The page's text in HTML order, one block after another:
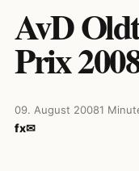
AvD
Prix
09. August 20081
fx✉